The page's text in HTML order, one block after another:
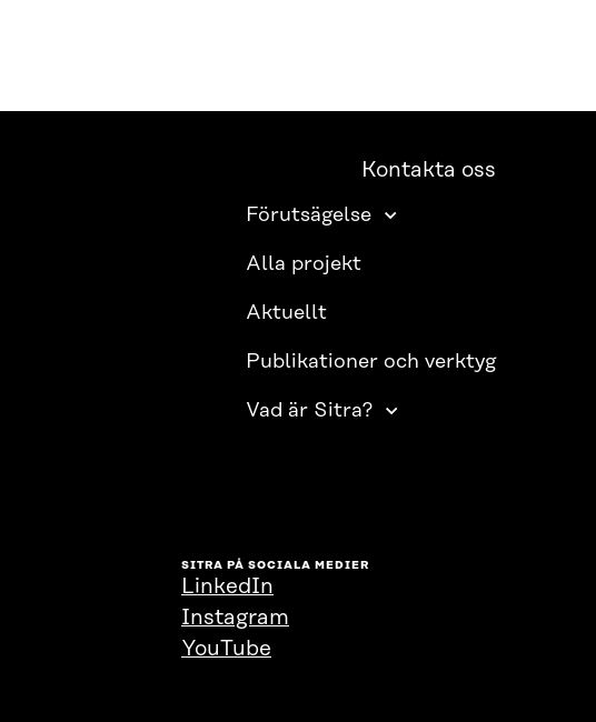
Kontakta oss
Förutsägelse
Alla projekt
Aktuellt
Publikationer och verktyg
Vad är Sitra?
SITRA PÅ SOCIALA MEDIER
LinkedIn
Instagram
YouTube